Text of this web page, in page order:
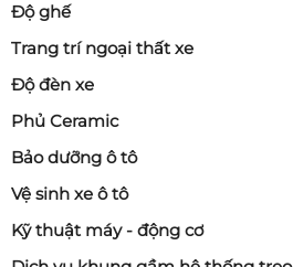
Độ ghế
Trang trí ngoại thất xe
Độ đèn xe
Phủ Ceramic
Bảo dưỡng ô tô
Vệ sinh xe ô tô
Kỹ thuật máy - động cơ